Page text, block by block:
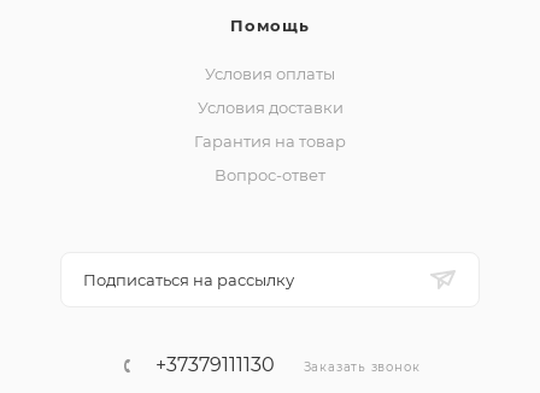
Помощь
Условия оплаты
Условия доставки
Гарантия на товар
Вопрос-ответ
Подписаться на рассылку
+37379111130 Заказать звонок